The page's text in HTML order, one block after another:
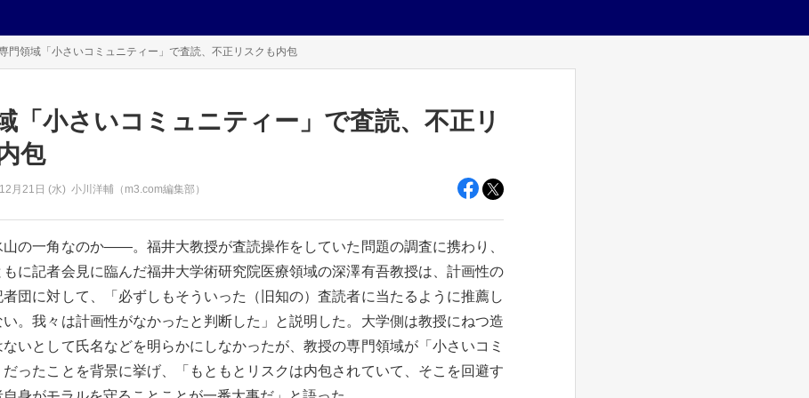
門領域「小さいコミュニティー」で査読、不正リスクも内包
「小さいコミュニティー」で査読、不正リ
包
12月21日 (水) 小川洋輔（m3.com編集部）
山の一角なのか――。福井大教授が査読操作をしていた問題の調査に携わり、
に記者会見に臨んだ福井大学術研究院医療領域の深澤有吾教授は、計画性の
団に対して、「必ずしもそういった（旧知の）査読者に当たるように推薦し
い。我々は計画性がなかったと判断した」と説明した。大学側は教授にねつ造
いとして氏名などを明らかにしなかったが、教授の専門領域が「小さいコミ
だったことを背景に挙げ、「もともとリスクは内包されていて、そこを回避す